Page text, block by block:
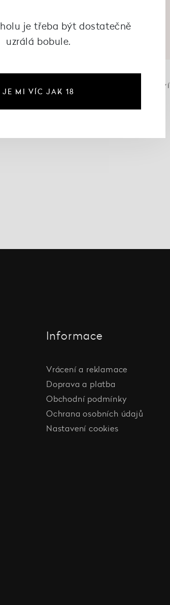
Pinot Noir 2018, Vinařství
365 Kč
Informace
Vrácení a reklamace
Doprava a platba
Obchodní podmínky
Ochrana osobních údajů
Nastavení cookies
je třeba být dostatečně
uzrálá bobule.
JE MI VÍC JAK 18